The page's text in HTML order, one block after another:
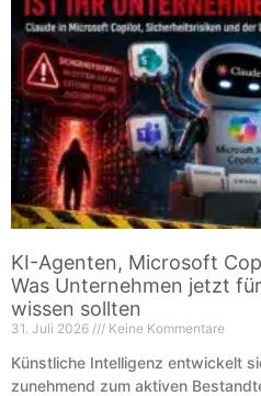
KI-Agenten, Microsoft
Was Unternehmen jetzt
wissen sollten
31. Juli 2026 Keine Kommentare
Künstliche Intelligenz entwickelt
zunehmend zum aktiven